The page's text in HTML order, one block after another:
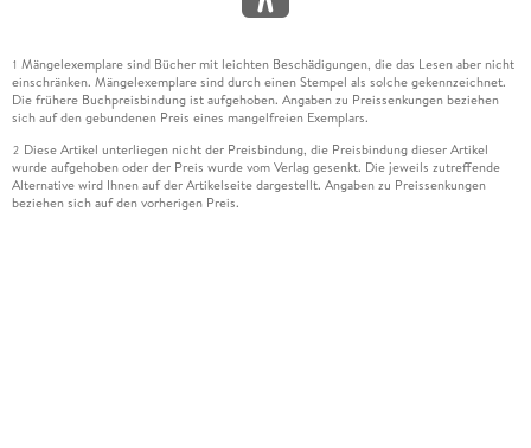
1 Mängelexemplare sind Bücher mit leichten Beschädigungen, die das Lesen aber nicht
einschränken. Mängelexemplare sind durch einen Stempel als solche gekennzeichnet.
Die frühere Buchpreisbindung ist aufgehoben. Angaben zu Preissenkungen beziehen
sich auf den gebundenen Preis eines mangelfreien Exemplars.
2 Diese Artikel unterliegen nicht der Preisbindung, die Preisbindung dieser Artikel
wurde aufgehoben oder der Preis wurde vom Verlag gesenkt. Die jeweils zutreffende
Alternative wird Ihnen auf der Artikelseite dargestellt. Angaben zu Preissenkungen
beziehen sich auf den vorherigen Preis.